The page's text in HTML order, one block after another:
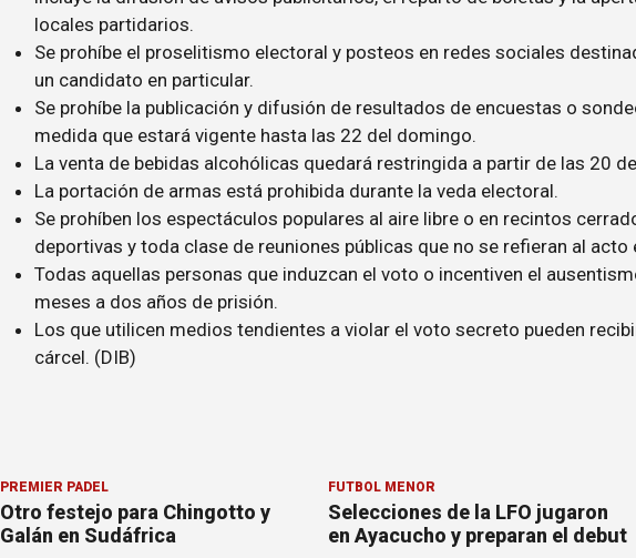
locales partidarios.
Se prohíbe el proselitismo electoral y posteos en redes sociales
un candidato en particular.
Se prohíbe la publicación y difusión de resultados de encuestas o
medida que estará vigente hasta las 22 del domingo.
La venta de bebidas alcohólicas quedará restringida a partir de las 20
La portación de armas está prohibida durante la veda electoral.
Se prohíben los espectáculos populares al aire libre o en recintos
deportivas y toda clase de reuniones públicas que no se refieran al acto
Todas aquellas personas que induzcan el voto o incentiven el
meses a dos años de prisión.
Los que utilicen medios tendientes a violar el voto secreto pueden
cárcel. (DIB)
PREMIER PÁDEL
Otro festejo para Chingotto y
Galán en Sudáfrica
FÚTBOL MENOR
Selecciones de la LFO jugaron
en Ayacucho y preparan el debut